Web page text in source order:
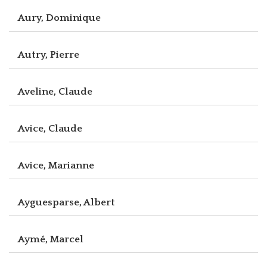
Aury, Dominique
Autry, Pierre
Aveline, Claude
Avice, Claude
Avice, Marianne
Ayguesparse, Albert
Aymé, Marcel